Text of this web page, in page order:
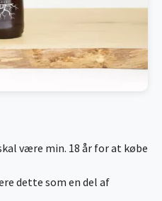
være min. 18 år for at købe
dette som en del af